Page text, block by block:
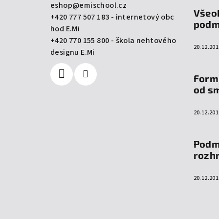
eshop@emischool.cz
+420 777 507 183 - internetový obc
hod E.Mi
+420 770 155 800 - škola nehtového
designu E.Mi
od